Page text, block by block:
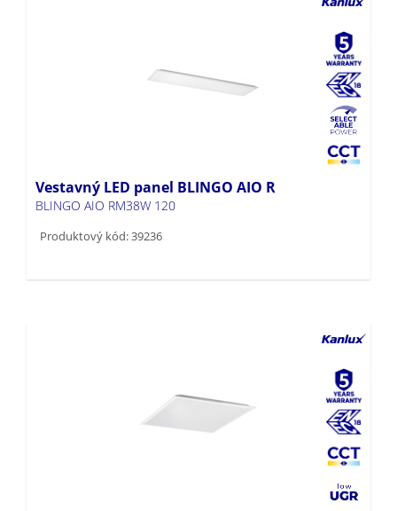
Vestavný LED panel BLINGO AIO R
BLINGO AIO RM38W 120
Produktový kód: 39236